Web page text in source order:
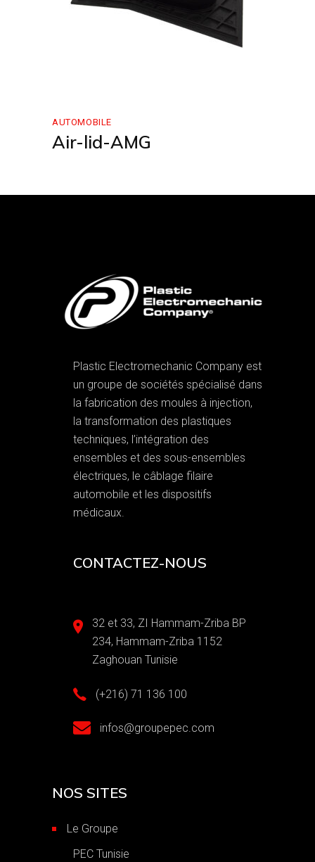
AUTOMOBILE
Air-lid-AMG
Plastic Electromechanic Company est
un groupe de sociétés spécialisé dans
la fabrication des moules à injection,
la transformation des plastiques
techniques, l’intégration des
ensembles et des sous-ensembles
électriques, le câblage filaire
automobile et les dispositifs
médicaux.
CONTACTEZ-NOUS
32 et 33, ZI Hammam-Zriba BP
234, Hammam-Zriba 1152
Zaghouan Tunisie
(+216) 71 136 100
infos@groupepec.com
NOS SITES
Le Groupe
PEC Tunisie